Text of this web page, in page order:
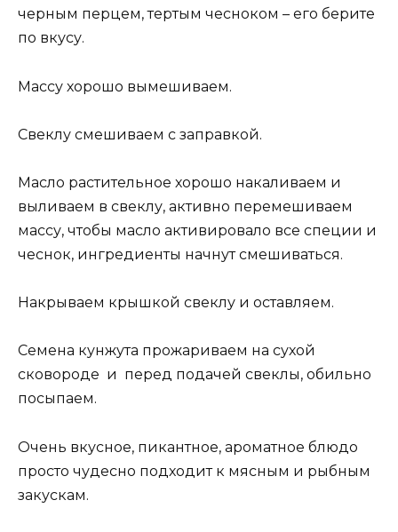
черным перцем, тертым чесноком – его берите
по вкусу.
Массу хорошо вымешиваем.
Свеклу смешиваем с заправкой.
Масло растительное хорошо накаливаем и
выливаем в свеклу, активно перемешиваем
массу, чтобы масло активировало все специи и
чеснок, ингредиенты начнут смешиваться.
Накрываем крышкой свеклу и оставляем.
Семена кунжута прожариваем на сухой
сковороде и перед подачей свеклы, обильно
посыпаем.
Очень вкусное, пикантное, ароматное блюдо
просто чудесно подходит к мясным и рыбным
закускам.